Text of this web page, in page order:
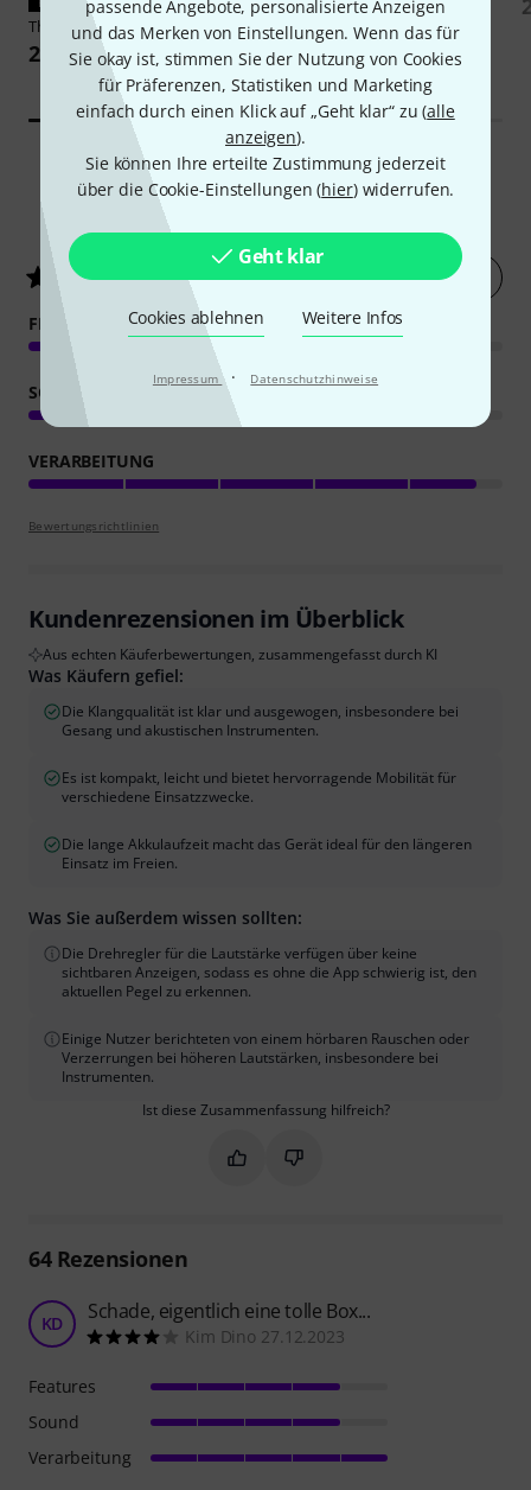
passende Angebote, personalisierte Anzeigen
und das Merken von Einstellungen. Wenn das für
Sie okay ist, stimmen Sie der Nutzung von Cookies
für Präferenzen, Statistiken und Marketing
einfach durch einen Klick auf „Geht klar“ zu (alle
anzeigen).
Sie können Ihre erteilte Zustimmung jederzeit
über die Cookie-Einstellungen (hier) widerrufen.
Geht klar
Cookies ablehnen Weitere Infos
Impressum · Datenschutzhinweise
ThomannCover Busker
22 €
Flyht ProGorilla Soft Case
GAC115
19,50 €
Kundenbewertungen
4.5/ 5 Jetzt bewerten
FEATURES
SOUND
VERARBEITUNG
Bewertungsrichtlinien
Kundenrezensionen im Überblick
Aus echten Käuferbewertungen, zusammengefasst durch KI
Was Käufern gefiel:
Die Klangqualität ist klar und ausgewogen, insbesondere bei
Gesang und akustischen Instrumenten.
Es ist kompakt, leicht und bietet hervorragende Mobilität für
verschiedene Einsatzzwecke.
Die lange Akkulaufzeit macht das Gerät ideal für den längeren
Einsatz im Freien.
Was Sie außerdem wissen sollten:
Die Drehregler für die Lautstärke verfügen über keine
sichtbaren Anzeigen, sodass es ohne die App schwierig ist, den
aktuellen Pegel zu erkennen.
Einige Nutzer berichteten von einem hörbaren Rauschen oder
Verzerrungen bei höheren Lautstärken, insbesondere bei
Instrumenten.
Ist diese Zusammenfassung hilfreich?
Markieren Sie diese
Markieren Sie diese
64Rezensionen
KD Schade, eigentlich eine tolle Box...
Kim Dino 27.12.2023
Features
Sound
Verarbeitung